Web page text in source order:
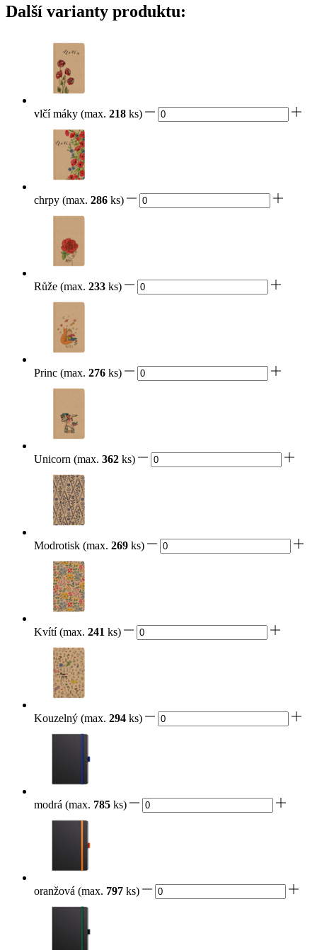
Další varianty produktu:
vlčí máky (max. 218 ks)
chrpy (max. 286 ks)
Růže (max. 233 ks)
Princ (max. 276 ks)
Unicorn (max. 362 ks)
Modrotisk (max. 269 ks)
Kvítí(max. 241 ks)
Kouzelný (max. 294 ks)
modrá (max. 785 ks)
oranžová (max. 797 ks)